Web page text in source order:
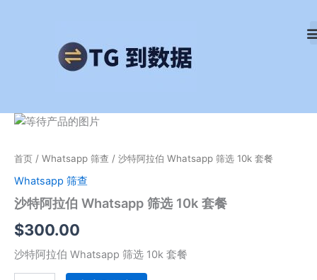
首页 / Whatsapp 筛查 / 沙特阿拉伯 Whatsapp 筛选 10k 套餐
Whatsapp 筛查
沙特阿拉伯 Whatsapp 筛选 10k 套餐
$300.00
沙特阿拉伯 Whatsapp 筛选 10k 套餐
沙
拉
伯
Whatsapp
筛
10k
套
餐
数